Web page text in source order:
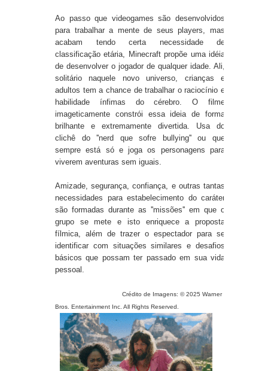
Ao passo que videogames são desenvolvidos
para trabalhar a mente de seus players, mas
acabam tendo certa necessidade de
classificação etária, Minecraft propõe uma idéia
de desenvolver o jogador de qualquer idade. Ali,
solitário naquele novo universo, crianças e
adultos tem a chance de trabalhar o raciocínio e
habilidade ínfimas do cérebro. O filme
imageticamente constrói essa ideia de forma
brilhante e extremamente divertida. Usa do
clichê do ''nerd que sofre bullying'' ou que
sempre está só e joga os personagens para
viverem aventuras sem iguais.
Amizade, segurança, confiança, e outras tantas
necessidades para estabelecimento do caráter
são formadas durante as ''missões'' em que o
grupo se mete e isto enriquece a proposta
fílmica, além de trazer o espectador para se
identificar com situações similares e desafios
básicos que possam ter passado em sua vida
pessoal.
Crédito de Imagens: © 2025 Warner
Bros. Entertainment Inc. All Rights Reserved.